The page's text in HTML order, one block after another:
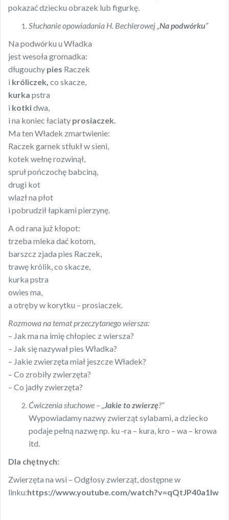
pokazać dziecku obrazek lub figurkę.
Słuchanie opowiadania H. Bechlerowej „ Na podwórku”
Na podwórku u Władka
jest wesoła gromadka:
długouchy pies Raczek
i króliczek, co skacze,
kurka pstra
i kotkidwa,
i na koniec łaciaty prosiaczek.
Ma ten Władek zmartwienie:
Raczek garnek stłukł w sieni,
kotek wełnę rozwinął,
spruł pończochę babciną,
drugi kot
wlazł na płot
i pobrudził łapkami pierzynę.
A od rana już kłopot:
trzeba mleka dać kotom,
barszcz zjada pies Raczek,
trawę królik, co skacze,
kurka pstra
owies ma,
a otręby w korytku – prosiaczek.
Rozmowa na temat przeczytanego wiersza:
– Jak ma na imię chłopiec z wiersza?
– Jak się nazywał pies Władka?
– Jakie zwierzęta miał jeszcze Władek?
– Co zrobiły zwierzęta?
– Co jadły zwierzęta?
Ćwiczenia słuchowe – „
Jakie to zwierzę?”
Wypowiadamy nazwy zwierząt sylabami, a dziecko
podaje pełną nazwę np. ku -ra – kura, kro – wa – krowa
itd.
Dla chętnych:
Zwierzęta na wsi – Odgłosy zwierząt, dostępne w
linku:https://www.youtube.com/watch?v=qQtJP40a1Iw